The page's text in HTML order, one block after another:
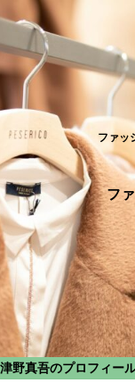
ファッ
フ
津野真吾のプロフィー